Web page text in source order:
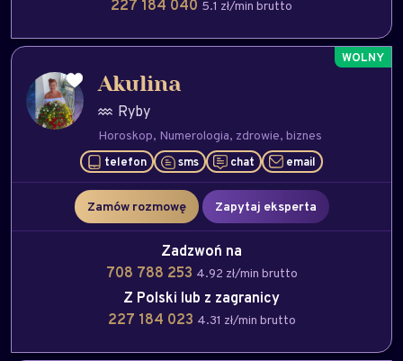
227 184 040 5.1 zł/min brutto
Akulina
Ryby
Horoskop Numerologia zdrowie biznes
telefon sms chat email
Zamów rozmowę Zapytaj eksperta
Zadzwoń na
708 788 253 4.92 zł/min brutto
Z Polski lub z zagranicy
227 184 023 4.31 zł/min brutto